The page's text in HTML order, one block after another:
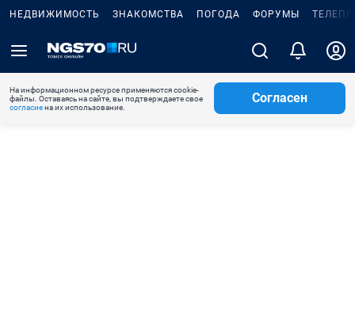
НЕДВИЖИМОСТЬ ЗНАКОМСТВА ПОГОДА ФОРУМЫ
На информационном ресурсе применяются cookie-
файлы. Оставаясь на сайте, вы подтверждаете свое
согласиена их использование.
Согласен